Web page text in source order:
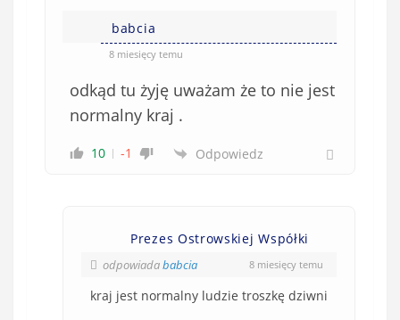
babcia
8 miesięcy temu
odkąd tu żyję uważam że to nie jest
normalny kraj .
10 -1 Odpowiedz
Prezes Ostrowskiej Współki
odpowiadababcia 8 miesięcy temu
kraj jest normalny ludzie troszkę dziwni